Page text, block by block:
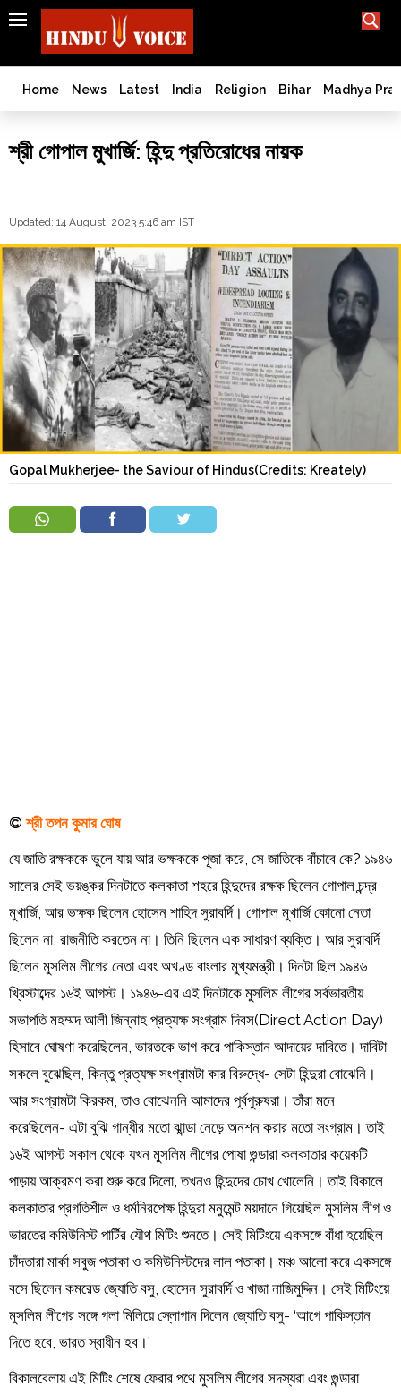
SEARCH
India
Bangladesh
West
World
Love
Jihad
Opinion
Ghar
Wapsi
Politics
Law
&
Order
Hindu
Temples
Home News Latest India Religion Bihar Madhya
শ্রী গোপাল মুখার্জি: হিন্দু প্রতিরোধের নায়ক
Updated: 14 August, 2023 5:46 am IST
Gopal Mukherjee- the Saviour of Hindus(Credits: Kreately)
©শ্রী তপন কুমার ঘোষ
যে জাতি রক্ষককে ভুলে যায় আর ভক্ষককে পূজা করে, সে জাতিকে বাঁচাবে কে? ১৯৪৬
সালের সেই ভয়ঙ্কর দিনটাতে কলকাতা শহরে হিন্দুদের রক্ষক ছিলেন গোপাল চন্দ্র
মুখার্জি, আর ভক্ষক ছিলেন হোসেন শাহিদ সুরাবর্দি। গোপাল মুখার্জি কোনো নেতা
ছিলেন না, রাজনীতি করতেন না। তিনি ছিলেন এক সাধারণ ব্যক্তি। আর সুরাবর্দি
ছিলেন মুসলিম লীগের নেতা এবং অখণ্ড বাংলার মুখ্যমন্ত্রী। দিনটা ছিল ১৯৪৬
খ্রিস্টাব্দের ১৬ই আগস্ট। ১৯৪৬-এর এই দিনটাকে মুসলিম লীগের সর্বভারতীয়
সভাপতি মহম্মদ আলী জিন্নাহ প্রত্যক্ষ সংগ্রাম দিবস(Direct Action Day)
হিসাবে ঘোষণা করেছিলেন, ভারতকে ভাগ করে পাকিস্তান আদায়ের দাবিতে। দাবিটা
সকলে বুঝেছিল, কিন্তু প্রত্যক্ষ সংগ্রামটা কার বিরুদ্ধে- সেটা হিন্দুরা বোঝেনি।
আর সংগ্রামটা কিরকম, তাও বোঝেননি আমাদের পূর্বপুরুষরা। তাঁরা মনে
করেছিলেন- এটা বুঝি গান্ধীর মতো ঝান্ডা নেড়ে অনশন করার মতো সংগ্রাম। তাই
১৬ই আগস্ট সকাল থেকে যখন মুসলিম লীগের পোষা গুন্ডারা কলকাতার কয়েকটি
পাড়ায় আক্রমণ করা শুরু করে দিলো, তখনও হিন্দুদের চোখ খোলেনি। তাই বিকালে
কলকাতার প্রগতিশীল ও ধর্মনিরপেক্ষ হিন্দুরা মনুমেন্ট ময়দানে গিয়েছিল মুসলিম লীগ ও
ভারতের কমিউনিস্ট পার্টির যৌথ মিটিং শুনতে। সেই মিটিংয়ে একসঙ্গে বাঁধা হয়েছিল
চাঁদতারা মার্কা সবুজ পতাকা ও কমিউনিস্টদের লাল পতাকা। মঞ্চ আলো করে একসঙ্গে
বসে ছিলেন কমরেড জ্যোতি বসু, হোসেন সুরাবর্দি ও খাজা নাজিমুদ্দিন। সেই মিটিংয়ে
মুসলিম লীগের সঙ্গে গলা মিলিয়ে স্লোগান দিলেন জ্যোতি বসু- ‘আগে পাকিস্তান
দিতে হবে, ভারত স্বাধীন হব।’
বিকালবেলায় এই মিটিং শেষে ফেরার পথে মুসলিম লীগের সদস্যরা এবং গুন্ডারা